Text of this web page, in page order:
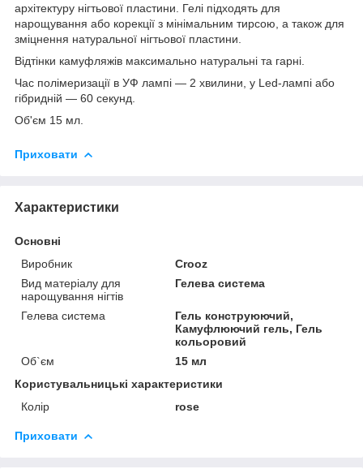
архітектуру нігтьової пластини. Гелі підходять для
нарощування або корекції з мінімальним тирсою, а також для
зміцнення натуральної нігтьової пластини.
Відтінки камуфляжів максимально натуральні та гарні.
Час полімеризації в УФ лампі — 2 хвилини, у Led-лампі або
гібридній — 60 секунд.
Об'єм 15 мл.
Приховати
Характеристики
Основні
Виробник
Crooz
Вид матеріалу для
нарощування нігтів
Гелева система
Гелева система
Гель конструюючий,
Камуфлюючий гель, Гель
кольоровий
Об`єм
15 мл
Користувальницькі характеристики
Колір
rose
Приховати